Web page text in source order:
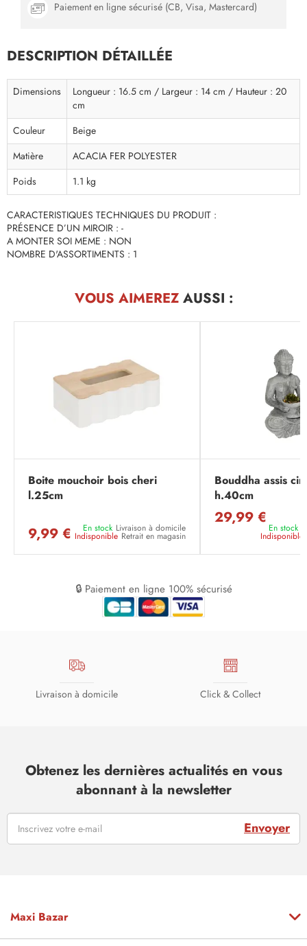
Paiement en ligne sécurisé (CB, Visa, Mastercard)
DESCRIPTION DÉTAILLÉE
Dimensions
Longueur : 16.5 cm / Largeur : 14 cm / Hauteur : 20
cm
Couleur
Beige
Matière
ACACIA FER POLYESTER
Poids
1.1 kg
CARACTERISTIQUES TECHNIQUES DU PRODUIT :
PRÉSENCE D’UN MIROIR : -
A MONTER SOI MEME : NON
NOMBRE D'ASSORTIMENTS : 1
VOUS AIMEREZAUSSI :
Boite mouchoir bois cheri
l.25cm
9,99 € En stock Livraison à domicile
Indisponible Retrait en magasin
Bouddha assis
h.40cm
29,99 €
En stock
Indisponible
🔒 Paiement en ligne 100% sécurisé
Livraison à domicile Click & Collect
Obtenez les dernières actualités en vous
abonnant à la newsletter
Envoyer
Maxi Bazar